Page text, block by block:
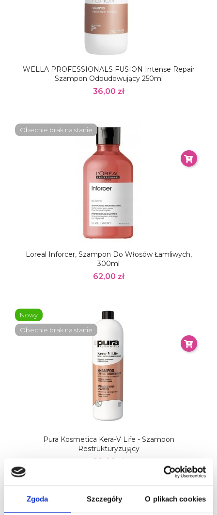
Zgoda Szczegóły O plikach cookies
WELLA PROFESSIONALS FUSION Intense Repair
Szampon Odbudowujący 250ml
36,00 zł
Loreal Inforcer, Szampon Do Włosów Łamliwych,
300ml
62,00 zł
Obecnie brak na stanie
Pura Kosmetica Kera-V Life - Szampon
Restrukturyzujący
89,00 zł
Nowy
Obecnie brak na stanie
Nowy